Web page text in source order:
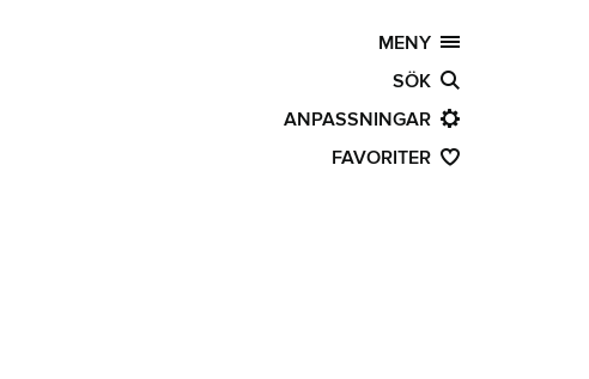
MENY
SÖK
ANPASSNINGAR
FAVORITER